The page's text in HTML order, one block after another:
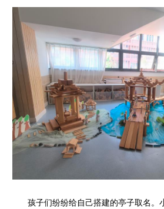
孩子们纷纷给自己搭建的亭子取名。